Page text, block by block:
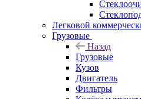
Легковой
Грузовые
Назад
Грузовые
Кузов
Двигатель
Фильтры